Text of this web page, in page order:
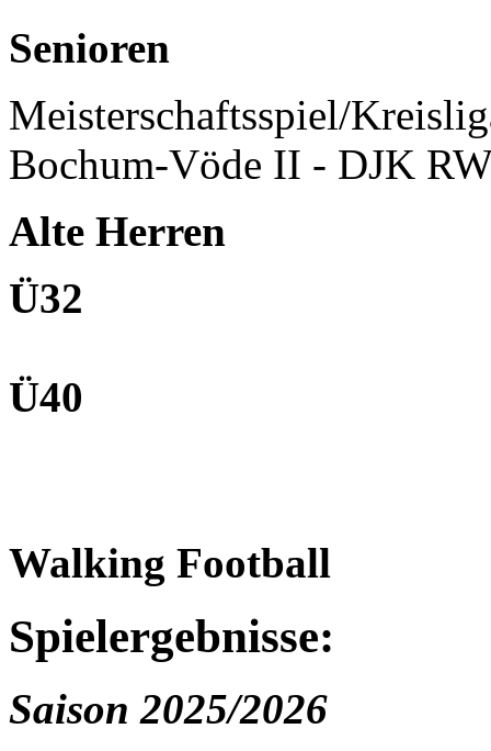
Senioren
Meisterschaftsspiel/
Bochum-Vöde II - DJK
Alte Herren
Ü32
Ü40
Walking Football
Spielergebnisse:
Saison 2025/2026